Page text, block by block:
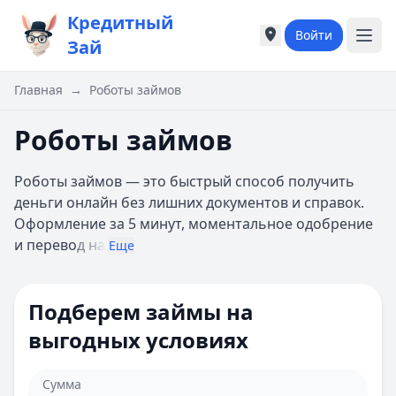
Кредитный
Зай
Города России
Астрахань
Б
Барнаул
Города России
Астрахань
Б
Барнаул
Войти
Главная → Роботы займов
Роботы займов
Роботы займов — это быстрый способ получить
деньги онлайн без лишних документов и справок.
Оформление за 5 минут, моментальное одобрение
и перевод на Еще
Подберем займы на
выгодных условиях
Сумма